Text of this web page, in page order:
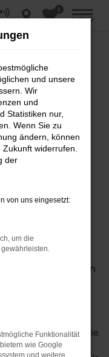
0
MENÜ
/
IN
sind, ist ein VW
treffen können.
enorme Qualität
die aktuellen
neuen
in sich und
ein rundum
dass Sie mit
Düsseldorf und die
der
und unsere
Wir
und
Statistiken nur,
Wenn Sie zu
ändern, können
widerrufen.
der
von uns eingesetzt:
um die
Funktionalität
wie Google
und weitere